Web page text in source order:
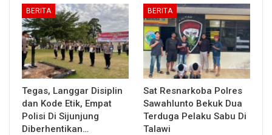
BERITA
Tegas, Langgar Disiplin
dan Kode Etik, Empat
Polisi Di Sijunjung
Diberhentikan…
BERITA
Sat Resnarkoba Polres
Sawahlunto Bekuk Dua
Terduga Pelaku Sabu Di
Talawi